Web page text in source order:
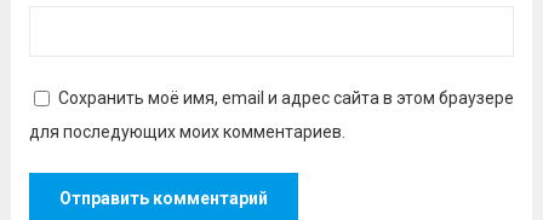
Сохранить моё имя, email и адрес сайта в этом браузере
для последующих моих комментариев.